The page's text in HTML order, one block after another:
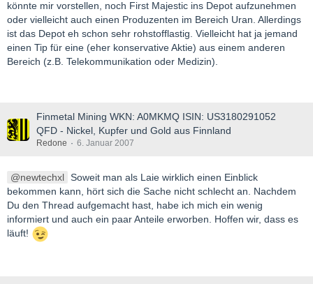
könnte mir vorstellen, noch First Majestic ins Depot aufzunehmen
oder vielleicht auch einen Produzenten im Bereich Uran. Allerdings
ist das Depot eh schon sehr rohstofflastig. Vielleicht hat ja jemand
einen Tip für eine (eher konservative Aktie) aus einem anderen
Bereich (z.B. Telekommunikation oder Medizin).
Finmetal Mining WKN: A0MKMQ ISIN: US3180291052
QFD - Nickel, Kupfer und Gold aus Finnland
Redone 6. Januar 2007
newtechxl Soweit man als Laie wirklich einen Einblick
bekommen kann, hört sich die Sache nicht schlecht an. Nachdem
Du den Thread aufgemacht hast, habe ich mich ein wenig
informiert und auch ein paar Anteile erworben. Hoffen wir, dass es
läuft!